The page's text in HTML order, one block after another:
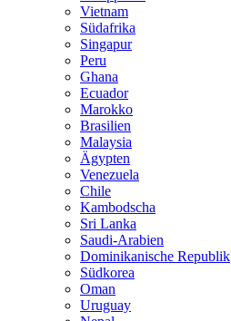
Vietnam
Südafrika
Singapur
Peru
Ghana
Ecuador
Marokko
Brasilien
Malaysia
Ägypten
Venezuela
Chile
Kambodscha
Sri Lanka
Saudi-Arabien
Dominikanische Republik
Südkorea
Oman
Uruguay